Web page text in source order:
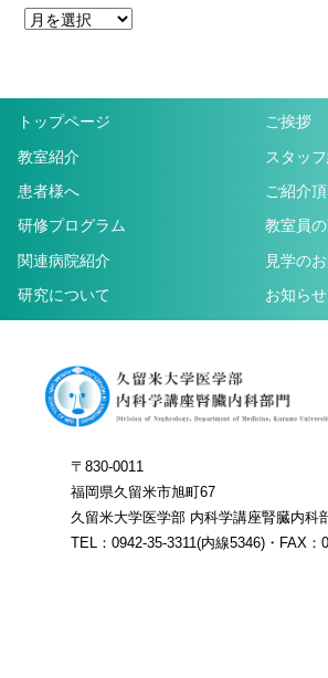
トップページ
ご挨拶
教室紹介
スタッ
患者様へ
ご紹介
研修プログラム
教室員
関連病院紹介
見学の
研究について
お知らせ
〒830-0011
福岡県久留米市旭町67
久留米大学医学部 内科学講座腎臓内科
TEL：0942-35-3311(内線5346)・FAX：